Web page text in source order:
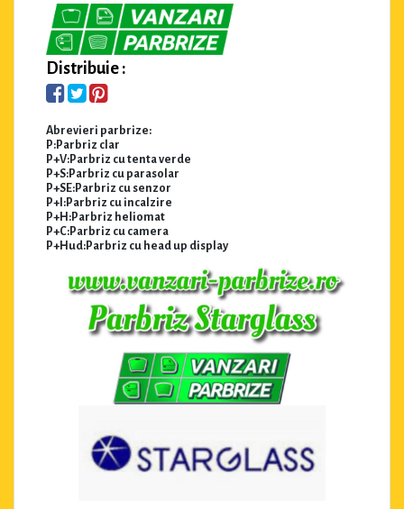
Distribuie :
Abrevieri parbrize:
P:Parbriz clar
P+V:Parbriz cu tenta verde
P+S:Parbriz cu parasolar
P+SE:Parbriz cu senzor
P+I:Parbriz cu incalzire
P+H:Parbriz heliomat
P+C:Parbriz cu camera
P+Hud:Parbriz cu head up display